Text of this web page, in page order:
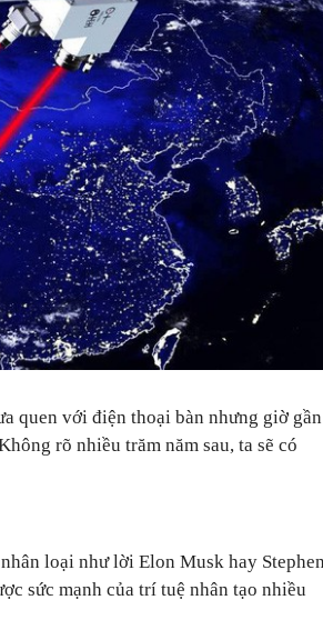
quen với điện thoại bàn nhưng giờ gần
rõ nhiều trăm năm sau, ta sẽ có
loại như lời Elon Musk hay Stephen
sức mạnh của trí tuệ nhân tạo nhiều